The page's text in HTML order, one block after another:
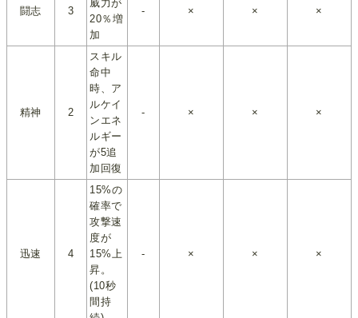
闘志 3
威力が
20％増
加
- × × ×
精神 2
スキル
命中
時、ア
ルケイ
ンエネ
ルギー
が5追
加回復
- × × ×
迅速 4
15%の
確率で
攻撃速
度が
15%上
昇。
(10秒
間持
- × × ×